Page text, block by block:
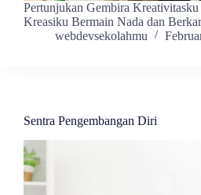
Pertunjukan Gembira Kreativitasku
Kreasiku Bermain Nada dan
webdevsekolahmu
Sentra Pengembangan Diri